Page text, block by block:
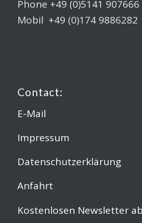
Phone +49 (0)5141 907666
Mobil +49 (0)174 9886282
Contact:
E-Mail
Impressum
Datenschutzerklärung
Anfahrt
Kostenlosen Newsletter